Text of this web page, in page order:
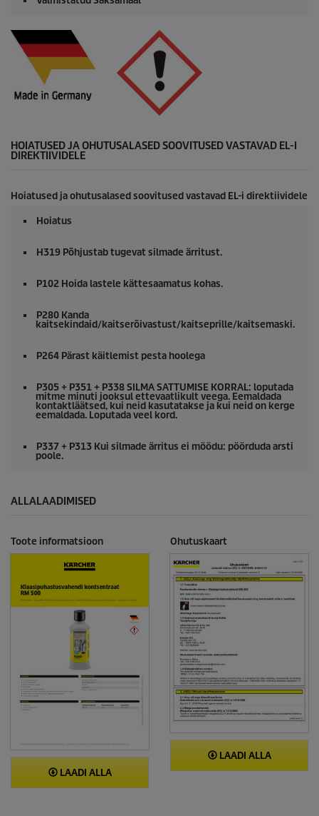
HOIATUSED JA OHUTUSALASED SOOVITUSED VASTAVAD EL-I
DIREKTIIVIDELE
Hoiatused ja ohutusalased soovitused vastavad EL-i direktiividele
Hoiatus
H319 Põhjustab tugevat silmade ärritust.
P102 Hoida lastele kättesaamatus kohas.
P280 Kanda
kaitsekindaid/kaitserõivastust/kaitseprille/kaitsemaski.
P264 Pärast käitlemist pesta hoolega
P305 + P351 + P338 SILMA SATTUMISE KORRAL: loputada
mitme minuti jooksul ettevaatlikult veega. Eemaldada
kontaktläätsed, kui neid kasutatakse ja kui neid on kerge
eemaldada. Loputada veel kord.
P337 + P313 Kui silmade ärritus ei möödu: pöörduda arsti
poole.
ALLALAADIMISED
Toote informatsioon
LAADI ALLA
Ohutuskaart
LAADI ALLA